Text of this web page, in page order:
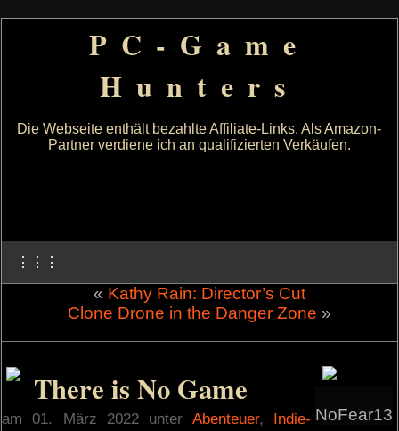
PC-Game
Hunters
Die Webseite enthält bezahlte Affiliate-Links. Als Amazon-
Partner verdiene ich an qualifizierten Verkäufen.
⋮⋮⋮
« Kathy Rain: Director’s Cut
Clone Drone in the Danger Zone »
NoFear13
There is No Game
am 01. März 2022 unter Abenteuer, Indie-